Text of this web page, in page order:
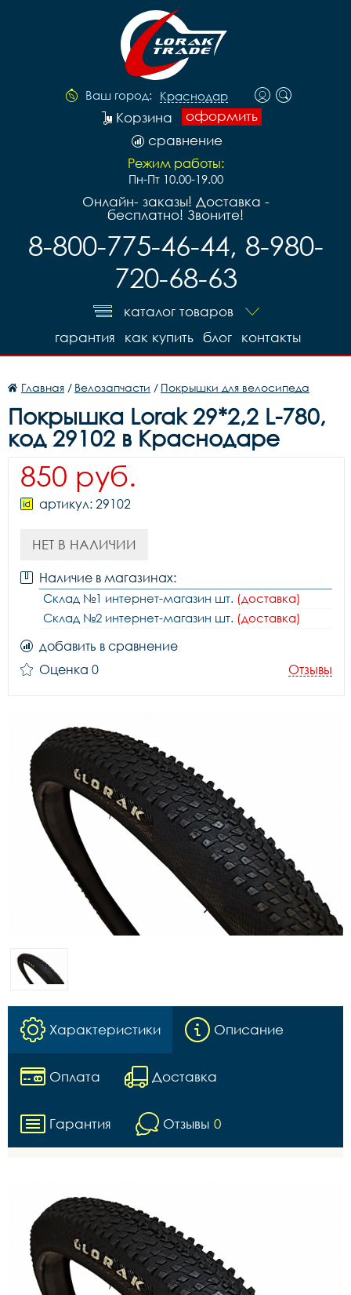
Ваш город: Краснодар
оформить
Корзина
сравнение
Режим работы:
Пн-Пт 10.00-19.00
Онлайн- заказы! Доставка -
бесплатно! Звоните!
8-800-775-46-44, 8-980-
720-68-63
каталог товаров
контакты
блог
как купить
гарантия
Главная / Велозапчасти / Покрышки для велосипеда
Покрышка Lorak 29*2,2 L-780,
код 29102 в Краснодаре
850 руб.
артикул: 29102
НЕТ В НАЛИЧИИ
Наличие в магазинах:
Склад №1 интернет-магазин шт. (доставка)
Склад №2 интернет-магазин шт. (доставка)
добавить в сравнение
Оценка 0
Отзывы
Характеристики Описание
Оплата Доставка
Гарантия Отзывы 0